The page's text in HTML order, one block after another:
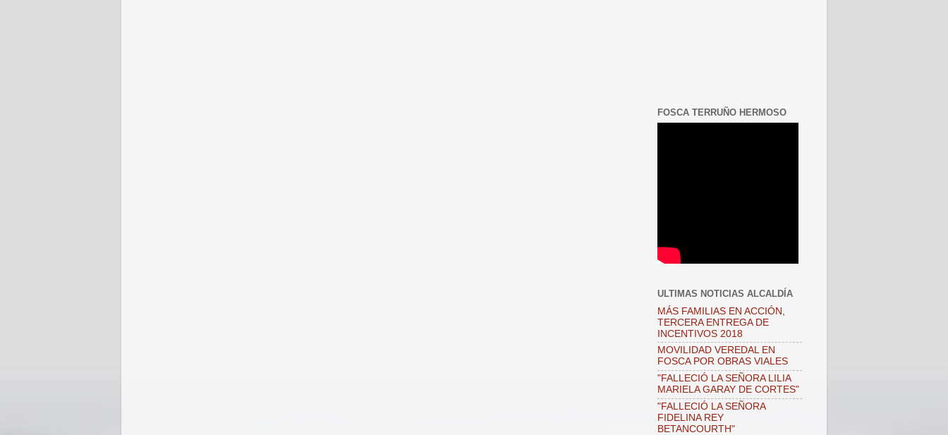
FOSCA TERRUÑO HERMOSO
ULTIMAS NOTICIAS ALCALDÍA
MÁS FAMILIAS EN ACCIÓN,
TERCERA ENTREGA DE
INCENTIVOS 2018
MOVILIDAD VEREDAL EN
FOSCA POR OBRAS VIALES
"FALLECIÓ LA SEÑORA LILIA
MARIELA GARAY DE CORTES"
"FALLECIÓ LA SEÑORA
FIDELINA REY
BETANCOURTH"